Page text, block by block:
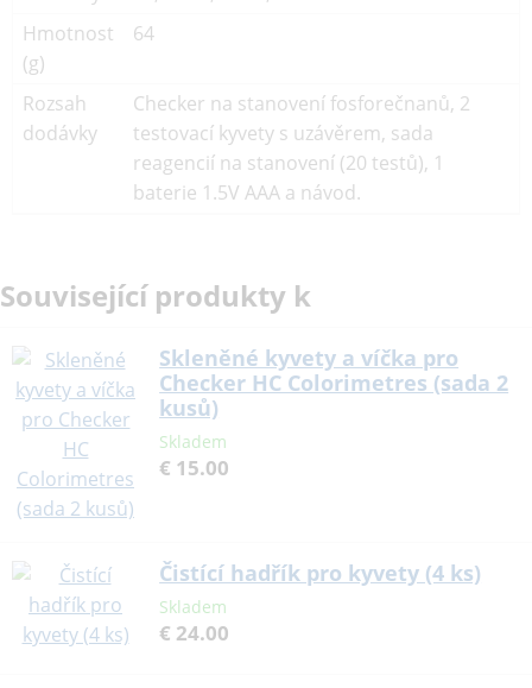
Hmotnost
(g)
64
Rozsah
dodávky
Checker na stanovení fosforečnanů, 2
testovací kyvety s uzávěrem, sada
reagencií na stanovení (20 testů), 1
baterie 1.5V AAA a návod.
Související produkty k
Skleněné kyvety a víčka pro
Checker HC Colorimetres (sada 2
kusů)
Skladem
€ 15.00
Čistící hadřík pro kyvety (4 ks)
Skladem
€ 24.00